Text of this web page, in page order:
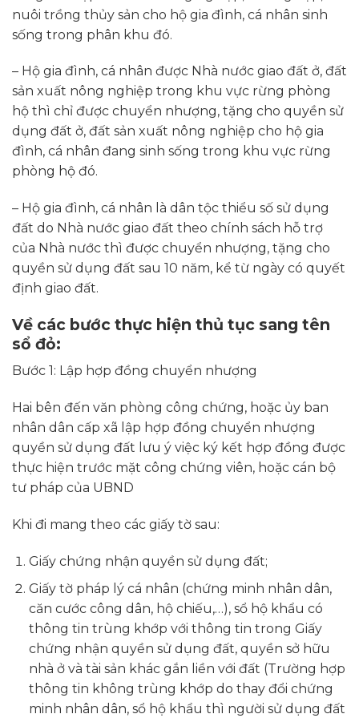
nuôi trồng thủy sản cho hộ gia đình, cá nhân sinh
sống trong phân khu đó.
– Hộ gia đình, cá nhân được Nhà nước giao đất ở, đất
sản xuất nông nghiệp trong khu vực rừng phòng
hộ thì chỉ được chuyển nhượng, tặng cho quyền sử
dụng đất ở, đất sản xuất nông nghiệp cho hộ gia
đình, cá nhân đang sinh sống trong khu vực rừng
phòng hộ đó.
– Hộ gia đình, cá nhân là dân tộc thiểu số sử dụng
đất do Nhà nước giao đất theo chính sách hỗ trợ
của Nhà nước thì được chuyển nhượng, tặng cho
quyền sử dụng đất sau 10 năm, kể từ ngày có quyết
định giao đất.
Về các bước thực hiện thủ tục sang tên
sổ đỏ:
Bước 1: Lập hợp đồng chuyển nhượng
Hai bên đến văn phòng công chứng, hoặc ủy ban
nhân dân cấp xã lập hợp đồng chuyển nhượng
quyền sử dụng đất lưu ý việc ký kết hợp đồng được
thực hiện trước mặt công chứng viên, hoặc cán bộ
tư pháp của UBND
Khi đi mang theo các giấy tờ sau:
Giấy chứng nhận quyền sử dụng đất;
Giấy tờ pháp lý cá nhân (chứng minh nhân dân,
căn cước công dân, hộ chiếu,…), sổ hộ khẩu có
thông tin trùng khớp với thông tin trong Giấy
chứng nhận quyền sử dụng đất, quyền sở hữu
nhà ở và tài sản khác gắn liền với đất (Trường hợp
thông tin không trùng khớp do thay đổi chứng
minh nhân dân, sổ hộ khẩu thì người sử dụng đất